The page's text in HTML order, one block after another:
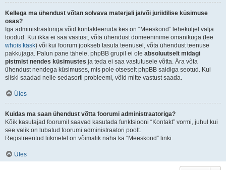
Kellega ma ühendust võtan solvava materjali ja/või juriidilise küsimuse
osas?
Iga administraatoriga võid kontakteeruda kes on “Meeskond” leheküljel välja
toodud. Kui ikka ei saa vastust, võta ühendust domeeninime omanikuga (tee
whois käsk) või kui foorum jookseb tasuta teenusel, võta ühendust teenuse
pakkujaga. Palun pane tähele, phpBB grupil ei ole absoluutselt midagi
pistmist nendes küsimustes ja teda ei saa vastutusele võtta. Ära võta
ühendust nendega küsimuses, mis pole otseselt phpBB saidiga seotud. Kui
siiski saadad neile sedasorti probleemi, võid mitte vastust saada.
Üles
Kuidas ma saan ühendust võtta foorumi administraatoriga?
Kõik kasutajad foorumil saavad kasutada funktsiooni “Kontakt” vormi, juhul kui
see valik on lubatud foorumi administraatori poolt.
Registreeritud liikmetel on võimalik näha ka “Meeskond” linki.
Üles